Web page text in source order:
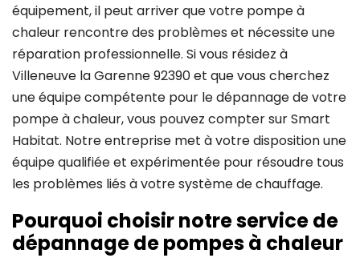
équipement, il peut arriver que votre pompe à
chaleur rencontre des problèmes et nécessite une
réparation professionnelle. Si vous résidez à
Villeneuve la Garenne 92390 et que vous cherchez
une équipe compétente pour le dépannage de votre
pompe à chaleur, vous pouvez compter sur Smart
Habitat. Notre entreprise met à votre disposition une
équipe qualifiée et expérimentée pour résoudre tous
les problèmes liés à votre système de chauffage.
Pourquoi choisir notre service de
dépannage de pompes à chaleur